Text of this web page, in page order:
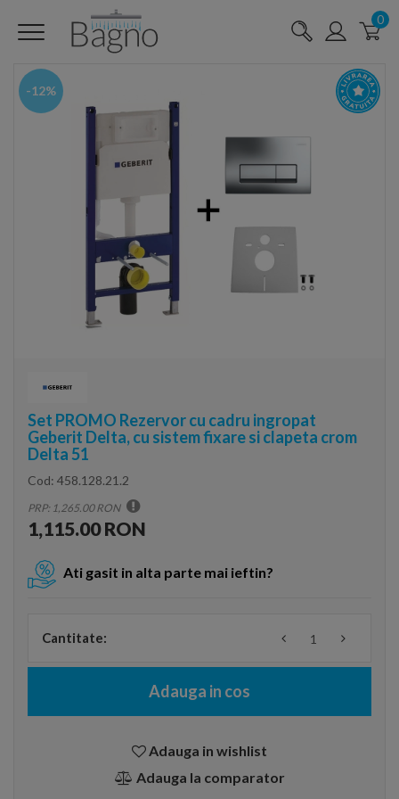
0
-12%
Set PROMO Rezervor cu cadru ingropat
Geberit Delta, cu sistem fixare si clapeta crom
Delta 51
Cod: 458.128.21.2
PRP: 1,265.00 RON
1,115.00 RON
Ati gasit in alta parte mai ieftin?
Cantitate:
Adauga in cos
Adauga in wishlist
Adauga la comparator